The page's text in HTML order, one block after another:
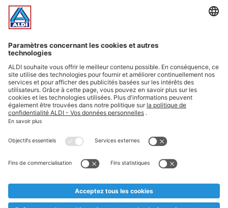
Offres
Infos essentielles
Suivez ALDI Belgique
Textes marqués d'un astérisque et mentions légales
* Nous vendons ces articles temporairement et jusqu'à
au cas où, malgré le planning bien étudié, nous serions
prématurément en rupture de stock. Prix Recupel et TVA incl.
** Sur ce site, l’utilisation de la forme masculine a été adoptée